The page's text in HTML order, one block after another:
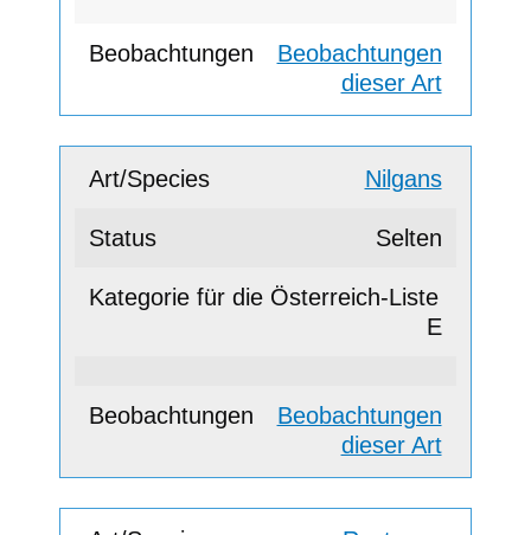
Beobachtungen
dieser Art
Nilgans
Selten
E
Beobachtungen
dieser Art